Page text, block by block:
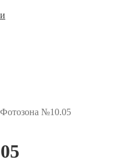
Фотозона №10.05